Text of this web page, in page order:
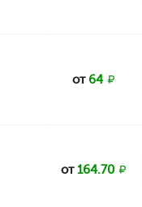
от64
от164.70